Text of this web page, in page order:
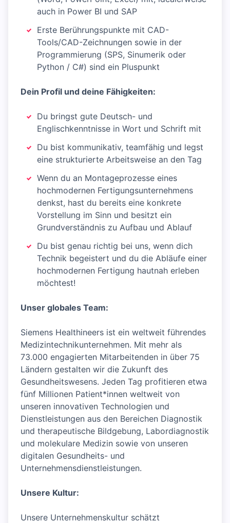
auch in Power BI und SAP
Erste Berührungspunkte mit CAD-
Tools/CAD-Zeichnungen sowie in der
Programmierung (SPS, Sinumerik oder
Python / C#) sind ein Pluspunkt
Dein Profil und deine Fähigkeiten:
Du bringst gute Deutsch- und
Englischkenntnisse in Wort und Schrift mit
Du bist kommunikativ, teamfähig und legst
eine strukturierte Arbeitsweise an den Tag
Wenn du an Montageprozesse eines
hochmodernen Fertigungsunternehmens
denkst, hast du bereits eine konkrete
Vorstellung im Sinn und besitzt ein
Grundverständnis zu Aufbau und Ablauf
Du bist genau richtig bei uns, wenn dich
Technik begeistert und du die Abläufe einer
hochmodernen Fertigung hautnah erleben
möchtest!
Unser globales Team:
Siemens Healthineers ist ein weltweit führendes
Medizintechnikunternehmen. Mit mehr als
73.000 engagierten Mitarbeitenden in über 75
Ländern gestalten wir die Zukunft des
Gesundheitswesens. Jeden Tag profitieren etwa
fünf Millionen Patient*innen weltweit von
unseren innovativen Technologien und
Dienstleistungen aus den Bereichen Diagnostik
und therapeutische Bildgebung, Labordiagnostik
und molekulare Medizin sowie von unseren
digitalen Gesundheits- und
Unternehmensdienstleistungen.
Unsere Kultur:
Unsere Unternehmenskultur schätzt